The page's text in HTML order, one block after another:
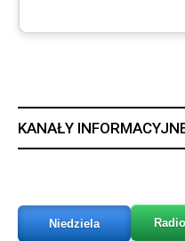
KANAŁY
Niedziela